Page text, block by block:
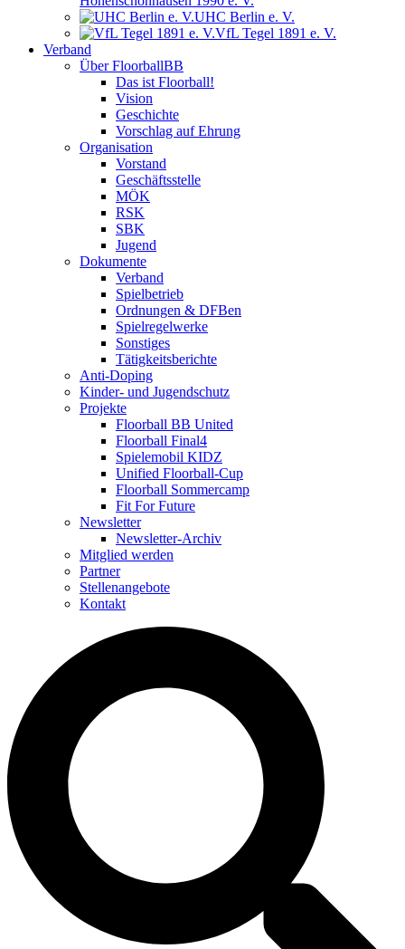
UHC Berlin e. V.
VfL Tegel 1891 e. V.
Verband
Über FloorballBB
Das ist Floorball!
Vision
Geschichte
Vorschlag auf Ehrung
Organisation
Vorstand
Geschäftsstelle
MÖK
RSK
SBK
Jugend
Dokumente
Verband
Spielbetrieb
Ordnungen & DFBen
Spielregelwerke
Sonstiges
Tätigkeitsberichte
Anti-Doping
Kinder- und Jugendschutz
Projekte
Floorball BB United
Floorball Final4
Spielemobil KIDZ
Unified Floorball-Cup
Floorball Sommercamp
Fit For Future
Newsletter
Newsletter-Archiv
Mitglied werden
Partner
Stellenangebote
Kontakt